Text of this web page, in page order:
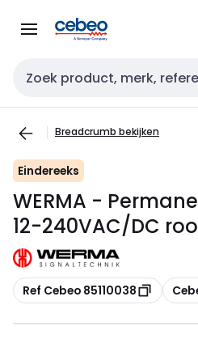
naar
naar
Zoekveld invoer
Breadcrumb bekijken
Eindereeks
WERMA -
12-240VAC/DC
Kopiëren
Ref Cebeo 85110038